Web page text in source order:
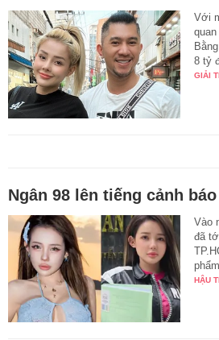
Với
8 tỷ
GIẢI
Ngân 98 lên tiếng cảnh
Vào
đã
HẬU